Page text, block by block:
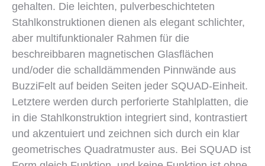
gehalten. Die leichten, pulverbeschichteten
Stahlkonstruktionen dienen als elegant schlichter,
aber multifunktionaler Rahmen für die
beschreibbaren magnetischen Glasflächen
und/oder die schalldämmenden Pinnwände aus
BuzziFelt auf beiden Seiten jeder SQUAD-Einheit.
Letztere werden durch perforierte Stahlplatten, die
in die Stahlkonstruktion integriert sind, kontrastiert
und akzentuiert und zeichnen sich durch ein klar
geometrisches Quadratmuster aus. Bei SQUAD ist